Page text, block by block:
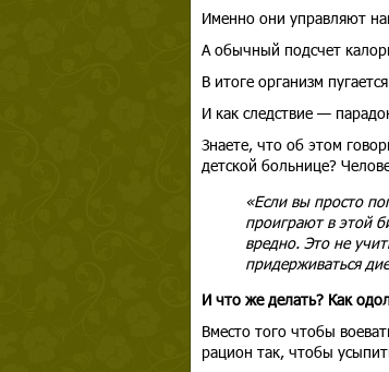
Именно они управляют
А обычный подсчет
В итоге организм
И как следствие —
Знаете, что об этом
детской больнице?
«Если вы просто
проиграют в этой
вредно. Это не
придерживаться
И что же делать? Как
Вместо того чтобы
рацион так, чтобы